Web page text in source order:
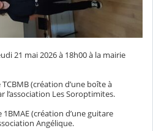
21 mai 2026 à 18h00 à la mairie
(création d’une boîte à
l’association Les Soroptimites.
(création d’une guitare
Angélique.